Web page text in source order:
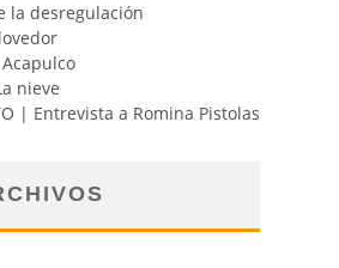
la desregulación
nieve
| Entrevista a Romina Pistolas